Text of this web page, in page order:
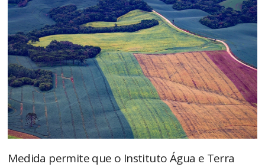
Medida permite que o Instituto Água e Terra